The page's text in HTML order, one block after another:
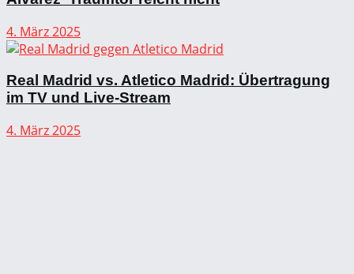
4. März 2025
Real Madrid vs. Atletico Madrid: Übertragung
im TV und Live-Stream
4. März 2025